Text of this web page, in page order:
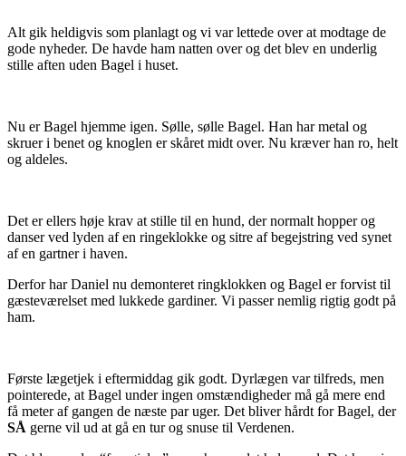
Alt gik heldigvis som planlagt og vi var lettede over at modtage de
gode nyheder. De havde ham natten over og det blev en underlig
stille aften uden Bagel i huset.
Nu er Bagel hjemme igen. Sølle, sølle Bagel. Han har metal og
skruer i benet og knoglen er skåret midt over. Nu kræver han ro, helt
og aldeles.
Det er ellers høje krav at stille til en hund, der normalt hopper og
danser ved lyden af en ringeklokke og sitre af begejstring ved synet
af en gartner i haven.
Derfor har Daniel nu demonteret ringklokken og Bagel er forvist til
gæsteværelset med lukkede gardiner. Vi passer nemlig rigtig godt på
ham.
Første lægetjek i eftermiddag gik godt. Dyrlægen var tilfreds, men
pointerede, at Bagel under ingen omstændigheder må gå mere end
få meter af gangen de næste par uger. Det bliver hårdt for Bagel, der
SÅ gerne vil ud at gå en tur og snuse til Verdenen.